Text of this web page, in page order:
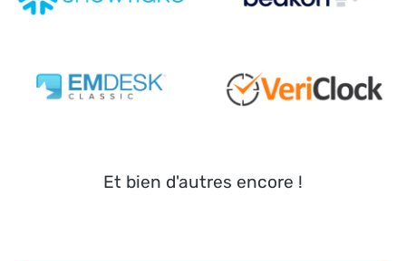
Et bien d'autres encore !